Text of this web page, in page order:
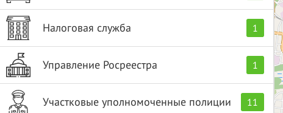
Налоговая служба 1
Управление Росреестра 1
Участковые уполномоченные полиции 11